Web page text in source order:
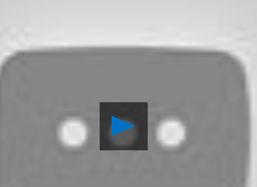
Lancer
la
vidéo
Déclassification